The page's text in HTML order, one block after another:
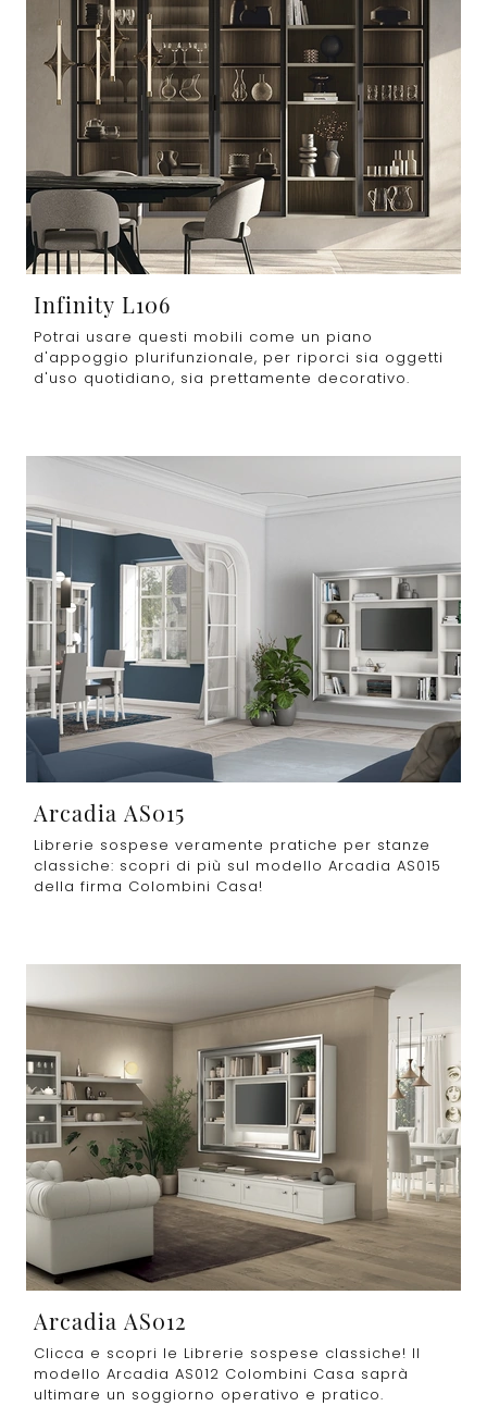
Infinity L106
Potrai usare questi mobili come un piano
d'appoggio plurifunzionale, per riporci sia oggetti
d'uso quotidiano, sia prettamente decorativo.
Arcadia AS015
Librerie sospese veramente pratiche per stanze
classiche: scopri di più sul modello Arcadia AS015
della firma Colombini Casa!
Arcadia AS012
Clicca e scopri le Librerie sospese classiche! Il
modello Arcadia AS012 Colombini Casa saprà
ultimare un soggiorno operativo e pratico.